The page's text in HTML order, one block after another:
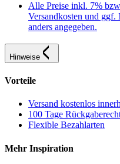
Alle Preise inkl. 7%
Versandkosten und
anders angegeben.
Hinweise
Vorteile
Versand kostenlos
100 Tage
Flexible Bezahlarten
Mehr Inspiration